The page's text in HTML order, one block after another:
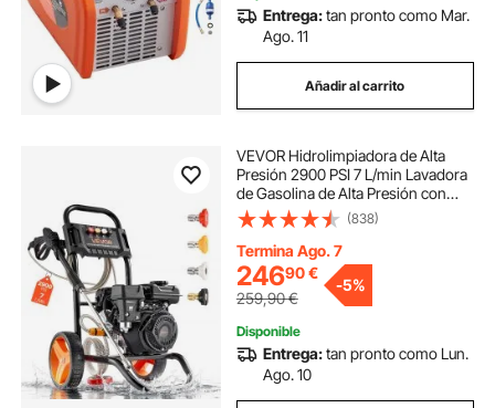
Entrega:tan pronto como Mar.
Ago. 11
Añadir al carrito
VEVOR Hidrolimpiadora de Alta
Presión 2900 PSI 7 L/min Lavadora
de Gasolina de Alta Presión con
Bomba de Aluminio, Manguera de
7,9 m, 4 Boquillas, Ruedas para
Coches Azulejos Entradas
Ventanas Paredes
(838)
Termina Ago. 7
24690€
259,90€
-5%
Disponible
Entrega:tan pronto como Lun.
Ago. 10